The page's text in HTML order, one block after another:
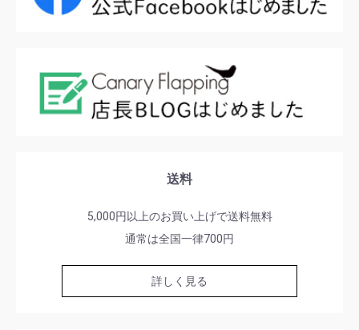
送料
5,000円以上のお買い上げで送料無料
通常は全国一律700円
詳しく見る